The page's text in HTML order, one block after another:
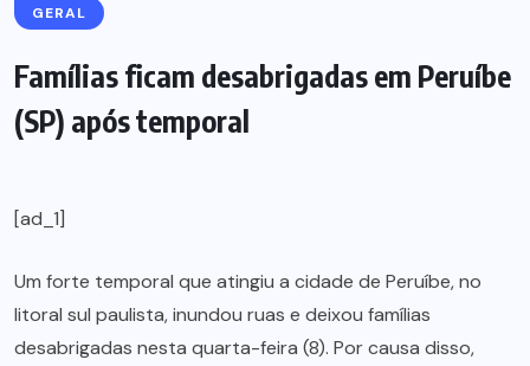
GERAL
Famílias ficam desabrigadas em Peruíbe
(SP) após temporal
[ad_1]
Um forte temporal que atingiu a cidade de Peruíbe, no
litoral sul paulista, inundou ruas e deixou famílias
desabrigadas nesta quarta-feira (8). Por causa disso,